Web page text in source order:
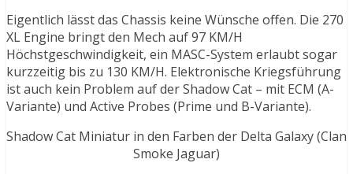
Eigentlich lässt das Chassis keine Wünsche offen. Die 270
XL Engine bringt den Mech auf 97 KM/H
Höchstgeschwindigkeit, ein MASC-System erlaubt sogar
kurzzeitig bis zu 130 KM/H. Elektronische Kriegsführung
ist auch kein Problem auf der Shadow Cat – mit ECM (A-
Variante) und Active Probes (Prime und B-Variante).
Shadow Cat Miniatur in den Farben der Delta Galaxy (Clan
Smoke Jaguar)